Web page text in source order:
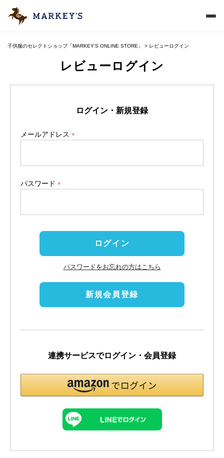
子供服のセレクトショップ「MARKEY'S ONLINE STORE」 レビューログイン
レビューログイン
ログイン・新規登録
メールアドレス
パスワード
)
ログイン
パスワードをお忘れの方はこちら
新規会員登録
連携サービスでログイン・会員登録